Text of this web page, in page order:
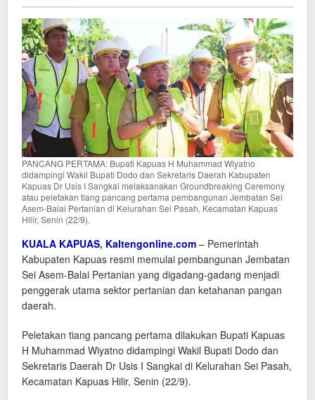
Kapuas
PANCANG PERTAMA: Bupati Kapuas H Muhammad Wiyatno
didampingi Wakil Bupati Dodo dan Sekretaris Daerah Kabupaten
Kapuas Dr Usis I Sangkai melaksanakan Groundbreaking Ceremony
atau peletakan tiang pancang pertama pembangunan Jembatan Sei
Asem-Balai Pertanian di Kelurahan Sei Pasah, Kecamatan Kapuas
Hilir, Senin (22/9).
KUALA KAPUAS, Kaltengonline.com – Pemerintah
Kabupaten Kapuas resmi memulai pembangunan Jembatan
Sei Asem-Balai Pertanian yang digadang-gadang menjadi
penggerak utama sektor pertanian dan ketahanan pangan
daerah.
Peletakan tiang pancang pertama dilakukan Bupati Kapuas
H Muhammad Wiyatno didampingi Wakil Bupati Dodo dan
Sekretaris Daerah Dr Usis I Sangkai di Kelurahan Sei Pasah,
Kecamatan Kapuas Hilir, Senin (22/9).